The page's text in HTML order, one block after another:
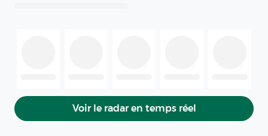
Voir le radar en temps réel